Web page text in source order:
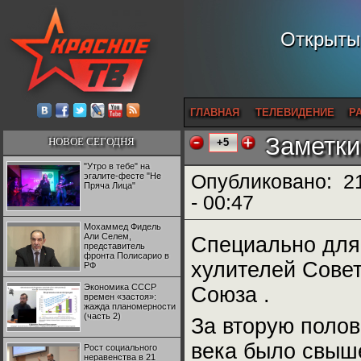
ГЛАВНАЯ ТЕЛЕВИДЕНИЕ
НОВОЕ СЕГОДНЯ
"Утро в тебе" на
эгалите-фесте "Не
Пряча Лица"
Мохаммед Фидель
Али Селем,
представитель
фронта Полисарио в
РФ
Экономика СССР
времен «застоя»:
жажда планомерности
(часть 2)
Рост социального
неравенства в 21
+5
Опубликовано:
- 00:47
Специально для
хулителей
Союза .
За вторую
века было